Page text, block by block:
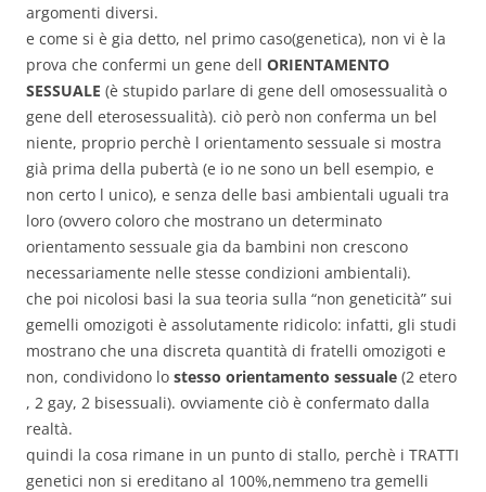
argomenti diversi.
e come si è gia detto, nel primo caso(genetica), non vi è la
prova che confermi un gene dell ORIENTAMENTO
SESSUALE (è stupido parlare di gene dell omosessualità o
gene dell eterosessualità). ciò però non conferma un bel
niente, proprio perchè l orientamento sessuale si mostra
già prima della pubertà (e io ne sono un bell esempio, e
non certo l unico), e senza delle basi ambientali uguali tra
loro (ovvero coloro che mostrano un determinato
orientamento sessuale gia da bambini non crescono
necessariamente nelle stesse condizioni ambientali).
che poi nicolosi basi la sua teoria sulla “non geneticità” sui
gemelli omozigoti è assolutamente ridicolo: infatti, gli studi
mostrano che una discreta quantità di fratelli omozigoti e
non, condividono lo stesso orientamento sessuale (2 etero
, 2 gay, 2 bisessuali). ovviamente ciò è confermato dalla
realtà.
quindi la cosa rimane in un punto di stallo, perchè i TRATTI
genetici non si ereditano al 100%,nemmeno tra gemelli